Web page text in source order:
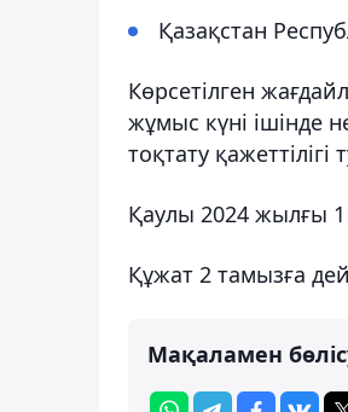
Қазақстан
Көрсетілген
жұмыс күні ішінде
тоқтату
Қаулы 2024 жылғы 1
Құжат 2 тамызға
Мақаламен